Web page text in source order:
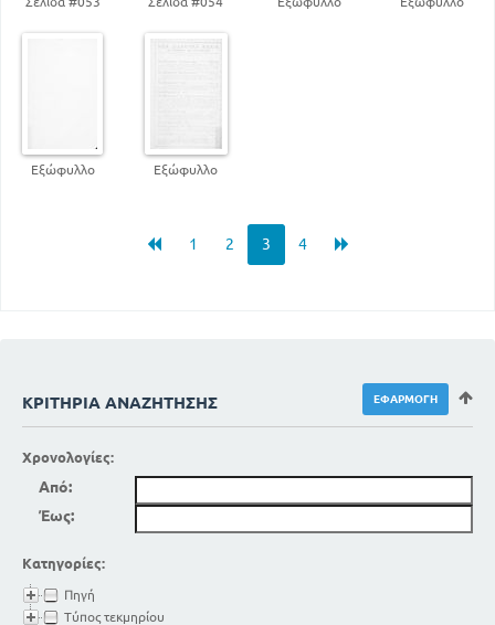
Εξώφυλλο Εξώφυλλο
1 2 3 4
ΚΡΙΤΉΡΙΑ ΑΝΑΖΉΤΗΣΗΣ
Χρονολογίες:
Από:
Έως:
Κατηγορίες:
Πηγή
Τύπος τεκμηρίου